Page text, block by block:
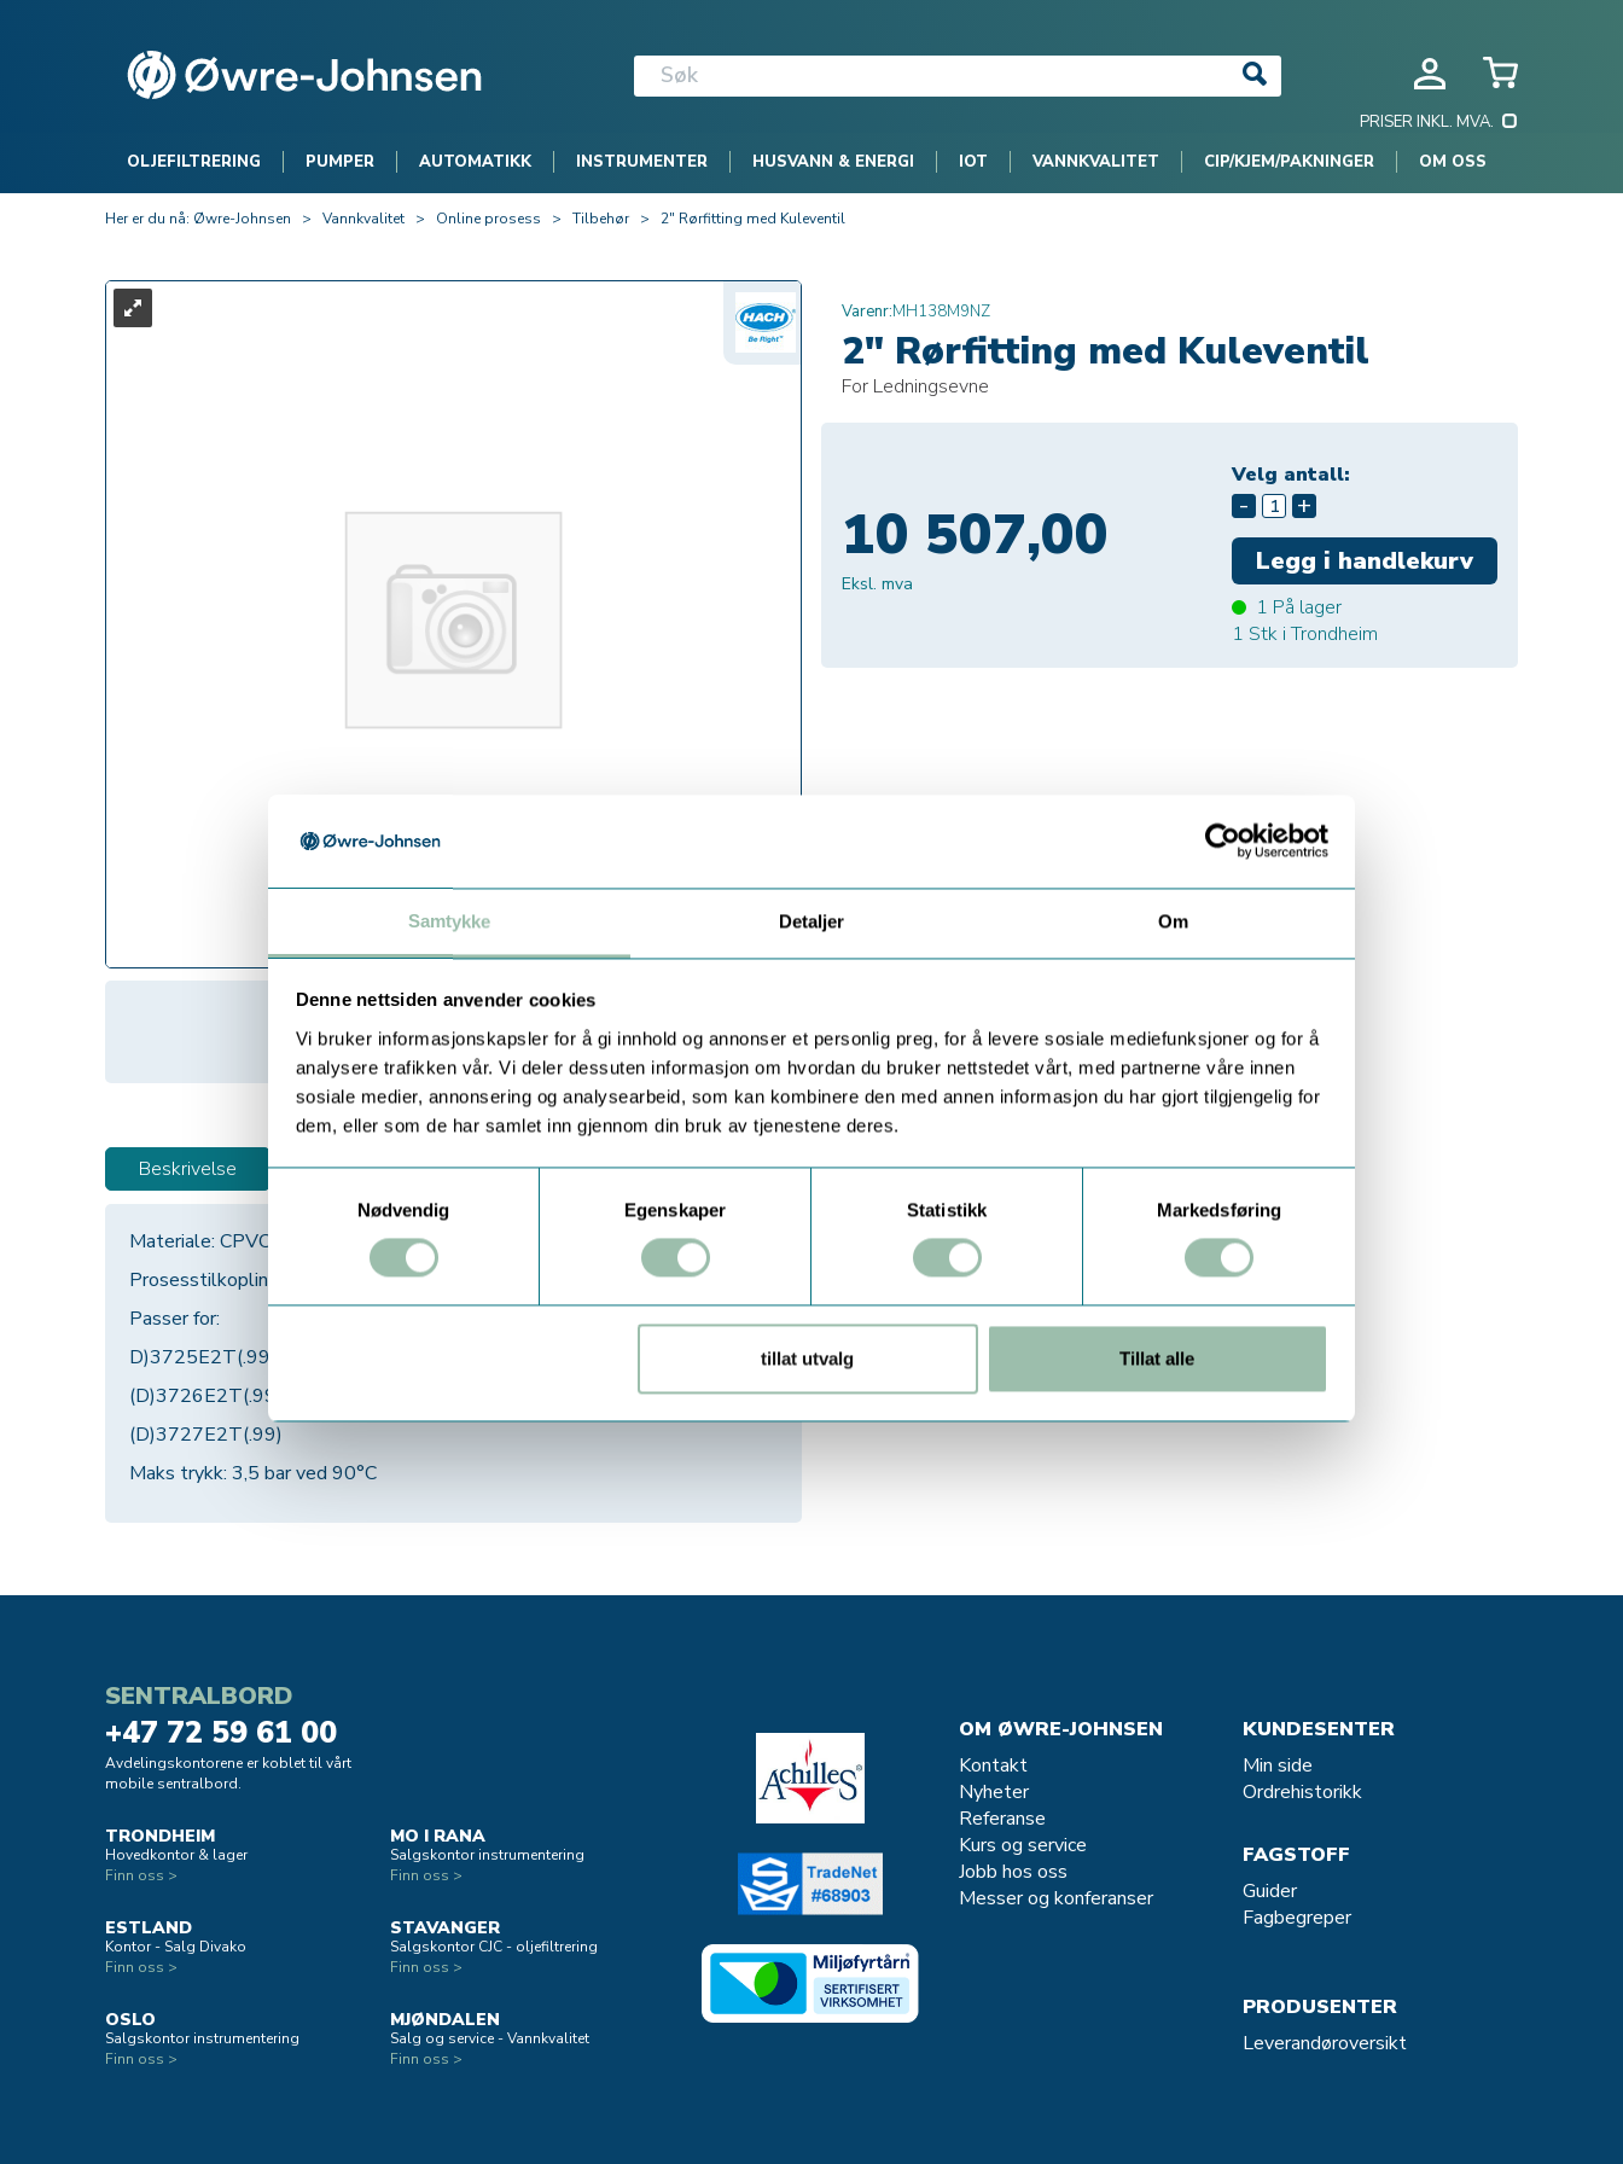
Samtykke Detaljer Om
Denne nettsiden anvender cookies
Vi bruker informasjonskapsler for å gi innhold og annonser et personlig preg, for å levere sosiale mediefunksjoner og for å
analysere trafikken vår. Vi deler dessuten informasjon om hvordan du bruker nettstedet vårt, med partnerne våre innen
sosiale medier, annonsering og analysearbeid, som kan kombinere den med annen informasjon du har gjort tilgjengelig for
dem, eller som de har samlet inn gjennom din bruk av tjenestene deres.
Nødvendig
Egenskaper Statistikk Markedsføring
tillat utvalg Tillat alle
PRISER INKL. MVA.
OLJEFILTRERING
PUMPER AUTOMATIKK INSTRUMENTER HUSVANN & ENERGI IOT VANNKVALITET CIP/KJEM/PAKNINGER OM OSS
Her er du nå: Øwre-Johnsen > Vannkvalitet > Online prosess > Tilbehør > 2" Rørfitting med Kuleventil
Varenr:MH138M9NZ
2" Rørfitting med Kuleventil
For Ledningsevne
10 507,00
Eksl. mva
Velg antall:
- +
1 På lager
1 Stk i Trondheim
Beskrivelse
Materiale: CPVC
Prosesstilkopling: 2" NPT
Passer for:
D)3725E2T(.99)
(D)3726E2T(.99)
(D)3727E2T(.99)
Maks trykk: 3,5 bar ved 90°C
SENTRALBORD
+47 72 59 61 00
Avdelingskontorene er koblet til vårt
mobile sentralbord.
TRONDHEIM
Hovedkontor & lager
Finn oss >
ESTLAND
Kontor - Salg Divako
Finn oss >
OSLO
Salgskontor instrumentering
Finn oss >
MO I RANA
Salgskontor instrumentering
Finn oss >
STAVANGER
Salgskontor CJC - oljefiltrering
Finn oss >
MJØNDALEN
Salg og service - Vannkvalitet
Finn oss >
OM ØWRE-JOHNSEN
Kontakt
Nyheter
Referanse
Kurs og service
Jobb hos oss
Messer og konferanser
KUNDESENTER
Min side
Ordrehistorikk
FAGSTOFF
Guider
Fagbegreper
PRODUSENTER
Leverandøroversikt